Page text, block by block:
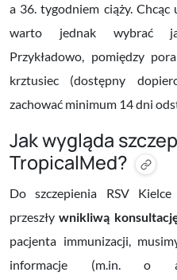
a 36. tygodniem ciąży. Chcąc
warto jednak wybrać
Przykładowo, pomiędzy
krztusiec (dostępny
zachować minimum 14 dni
Jak wygląda
TropicalMed?
Do szczepienia RSV
przeszływnikliwą
pacjenta immunizacji,
informacje (m.in. o